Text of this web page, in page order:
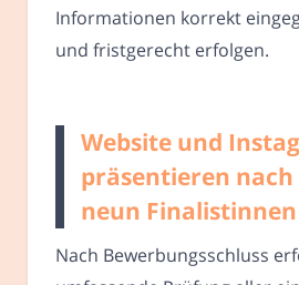
Informationen korrekt
und fristgerecht erfolgen.
Website und
präsentieren
neun Finalistinnen
Nach Bewerbungsschluss